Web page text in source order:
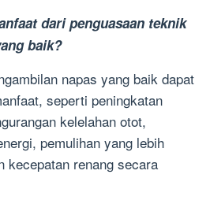
dari penguasaan teknik
baik?
napas yang baik dapat
seperti peningkatan
kelelahan otot,
pemulihan yang lebih
kecepatan renang secara